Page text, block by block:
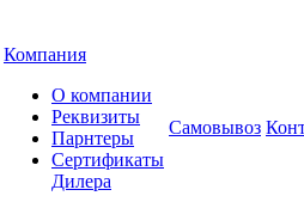
Компания
О компании
Реквизиты
Парнтеры
Сертификаты
Дилера
Самовывоз